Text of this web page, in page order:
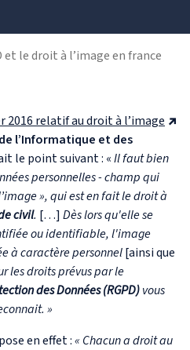
et le droit à l’image en france
2016 relatif au droit à l’image
l’Informatique et des
le point suivant : «Il faut bien
personnelles - champ qui
», qui est en fait le droit à
civil. […] Dès lors qu'elle se
ou identifiable, l'image
à caractère personnel[ainsi que
les droits prévus par le
des Données (RGPD)vous
»
en effet :« Chacun a droit au